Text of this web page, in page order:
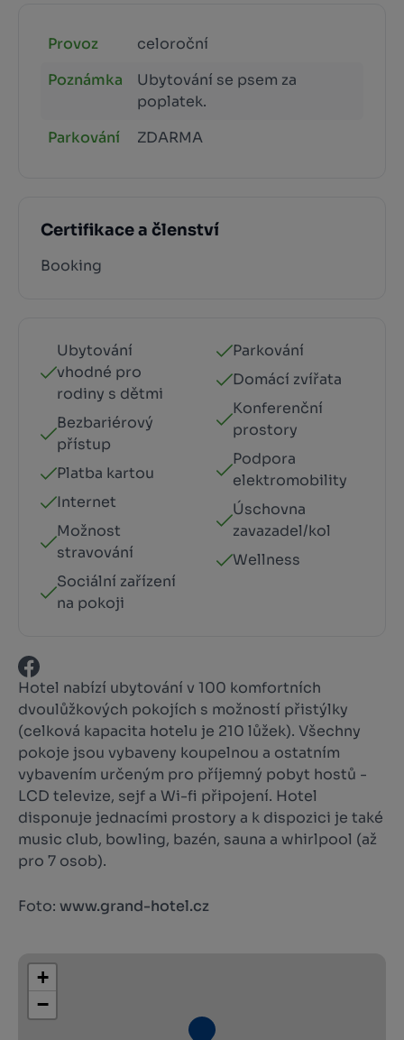
Provoz
celoroční
Poznámka
Ubytování se psem za
poplatek.
Parkování
ZDARMA
Certifikace a členství
Booking
Ubytování
vhodné pro
rodiny s dětmi
Bezbariérový
přístup
Platba kartou
Internet
Možnost
stravování
Sociální zařízení
na pokoji
Parkování
Domácí zvířata
Konferenční
prostory
Podpora
elektromobility
Úschovna
zavazadel/kol
Wellness
Hotel nabízí ubytování v 100 komfortních
dvoulůžkových pokojích s možností přistýlky
(celková kapacita hotelu je 210 lůžek). Všechny
pokoje jsou vybaveny koupelnou a ostatním
vybavením určeným pro příjemný pobyt hostů -
LCD televize, sejf a Wi-fi připojení. Hotel
disponuje jednacími prostory a k dispozici je také
music club, bowling, bazén, sauna a whirlpool (až
pro 7 osob).
Foto: www.grand-hotel.cz
+
−